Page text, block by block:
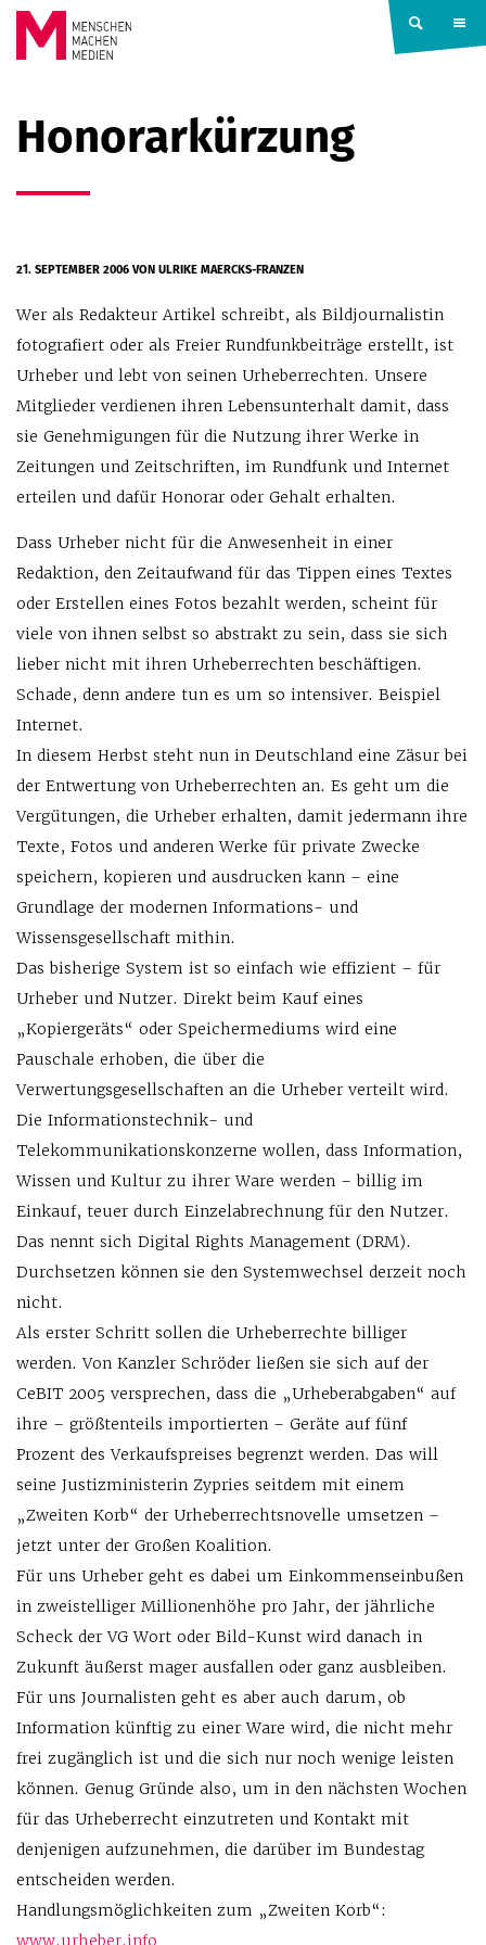
Springe zum Inhalt
MACHEN
MEDIEN
Honorarkürzung
21. SEPTEMBER 2006VON ULRIKE MAERCKS-FRANZEN
Wer als Redakteur Artikel schreibt, als Bildjournalistin
fotografiert oder als Freier Rundfunkbeiträge erstellt, ist
Urheber und lebt von seinen Urheberrechten. Unsere
Mitglieder verdienen ihren Lebensunterhalt damit, dass
sie Genehmigungen für die Nutzung ihrer Werke in
Zeitungen und Zeitschriften, im Rundfunk und Internet
erteilen und dafür Honorar oder Gehalt erhalten.
Dass Urheber nicht für die Anwesenheit in einer
Redaktion, den Zeitaufwand für das Tippen eines Textes
oder Erstellen eines Fotos bezahlt werden, scheint für
viele von ihnen selbst so abstrakt zu sein, dass sie sich
lieber nicht mit ihren Urheberrechten beschäftigen.
Schade, denn andere tun es um so intensiver. Beispiel
Internet.
In diesem Herbst steht nun in Deutschland eine Zäsur bei
der Entwertung von Urheberrechten an. Es geht um die
Vergütungen, die Urheber erhalten, damit jedermann ihre
Texte, Fotos und anderen Werke für private Zwecke
speichern, kopieren und ausdrucken kann – eine
Grundlage der modernen Informations- und
Wissensgesellschaft mithin.
Das bisherige System ist so einfach wie effizient – für
Urheber und Nutzer. Direkt beim Kauf eines
„Kopiergeräts“ oder Speichermediums wird eine
Pauschale erhoben, die über die
Verwertungsgesellschaften an die Urheber verteilt wird.
Die Informationstechnik- und
Telekommunikationskonzerne wollen, dass Information,
Wissen und Kultur zu ihrer Ware werden – billig im
Einkauf, teuer durch Einzelabrechnung für den Nutzer.
Das nennt sich Digital Rights Management (DRM).
Durchsetzen können sie den Systemwechsel derzeit noch
nicht.
Als erster Schritt sollen die Urheberrechte billiger
werden. Von Kanzler Schröder ließen sie sich auf der
CeBIT 2005 versprechen, dass die „Urheberabgaben“ auf
ihre – größtenteils importierten – Geräte auf fünf
Prozent des Verkaufspreises begrenzt werden. Das will
seine Justizministerin Zypries seitdem mit einem
„Zweiten Korb“ der Urheberrechtsnovelle umsetzen –
jetzt unter der Großen Koalition.
Für uns Urheber geht es dabei um Einkommenseinbußen
in zweistelliger Millionenhöhe pro Jahr, der jährliche
Scheck der VG Wort oder Bild-Kunst wird danach in
Zukunft äußerst mager ausfallen oder ganz ausbleiben.
Für uns Journalisten geht es aber auch darum, ob
Information künftig zu einer Ware wird, die nicht mehr
frei zugänglich ist und die sich nur noch wenige leisten
können. Genug Gründe also, um in den nächsten Wochen
für das Urheberrecht einzutreten und Kontakt mit
denjenigen aufzunehmen, die darüber im Bundestag
entscheiden werden.
Handlungsmöglichkeiten zum „Zweiten Korb“:
www.urheber.info